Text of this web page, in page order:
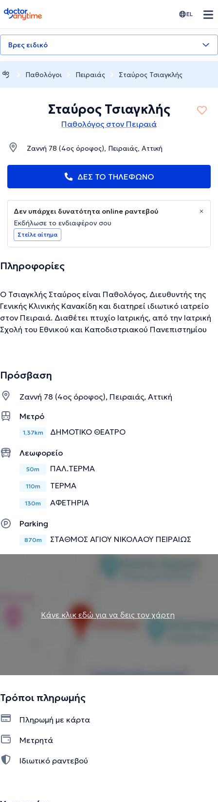
doctoranytime EL
Βρες ειδικό
Παθολόγοι Πειραιάς Σταύρος Τσιαγκλής
Σταύρος Τσιαγκλής
Παθολόγος στον Πειραιά
Ζαννή 78 (4ος όροφος), Πειραιάς, Αττική
ΔΕΣ ΤΟ ΤΗΛΕΦΩΝΟ
Δεν υπάρχει δυνατότητα online ραντεβού
Εκδήλωσε το ενδιαφέρον σου
Στείλε αίτημα
Πληροφορίες
Ο Τσιαγκλής Σταύρος είναι Παθολόγος, Διευθυντής της
Γενικής Κλινικής Κανακίδη και διατηρεί ιδιωτικό ιατρείο
στον Πειραιά. Διαθέτει πτυχίο Ιατρικής, από την Ιατρική
Σχολή του Εθνικού και Καποδιστριακού Πανεπιστημίου
Διαβήτη στο Γενικό Νοσοκομείο Νίκαιας, με το οποίο
Επιστημονικός Συνεργάτης του Διαβητολογικού Κέντρου
του. Παράλληλα, στη διάρκεια της επαγγελματικής του
πορείας, συνεργάστηκε με το Νοσοκομείο Metropolitan
και το Ιδιωτικό Κέντρο Παροχής Ιατρικών Υπηρεσιών Κατ’
οίκον. Τέλος, αξίζει να αναφερθεί πως έχει συμμετάσχει
σε πολυάριθμα επιστημονικά συνέδρια του κλάδου του
και είναι μέλος της Ελληνικής Διαβητολογικής Εταιρείας.
Την περιγραφή επιμελείται η ομάδα του doctoranytime βασισμένη σε
Πρόσβαση
Ζαννή 78 (4ος όροφος), Πειραιάς, Αττική
Μετρό
1,37km ΔΗΜΟΤΙΚΟ ΘΕΑΤΡΟ
Λεωφορείο
50m ΠΑΛ.ΤΕΡΜΑ
110m ΤΕΡΜΑ
130m ΑΦΕΤΗΡΙΑ
Parking
870m ΣΤΑΘΜΟΣ ΑΓΙΟΥ ΝΙΚΟΛΑΟΥ ΠΕΙΡΑΙΩΣ
Κάνε κλικ εδώ για να δεις τον χάρτη
Τρόποι πληρωμής
Πληρωμή με κάρτα
Μετρητά
Ιδιωτικό ραντεβού